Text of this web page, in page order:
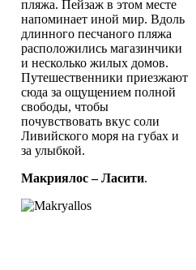
пляжа. Пейзаж в этом месте
напоминает иной мир. Вдоль
длинного песчаного пляжа
расположились магазинчики
и несколько жилых домов.
Путешественники приезжают
сюда за ощущением полной
свободы, чтобы
почувствовать вкус соли
Ливийского моря на губах и
за улыбкой.
Макриялос – Ласити.